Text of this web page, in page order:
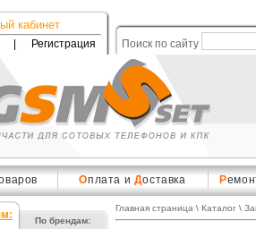
кабинет
Регистрация Поиск по сайту
Оплата и Доставка Р
По брендам:
Главная страница \ Каталог\